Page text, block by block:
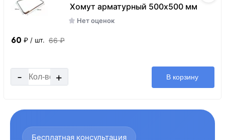
Хомут арматурный 500x500 мм
Нет оценок
60 ₽ / шт. 66 ₽
- + В корзину
Бесплатная консультация